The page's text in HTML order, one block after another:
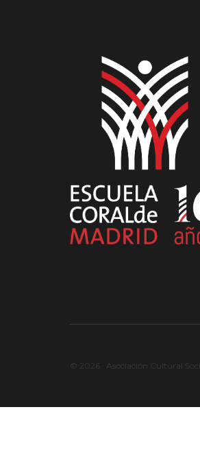
© 2026 · Asociación Cultural